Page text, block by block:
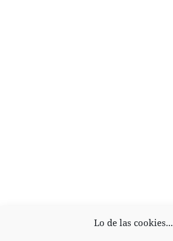
Lo de las cookies...